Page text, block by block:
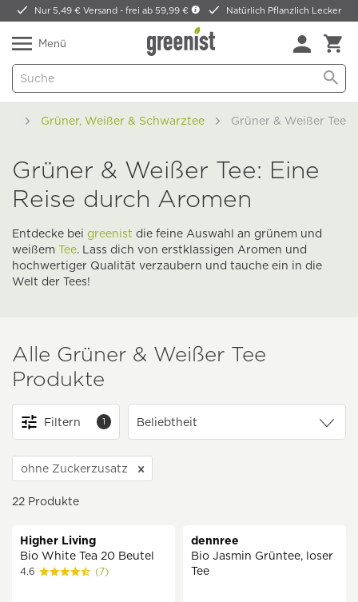
Nur 5,49 € Versand -frei ab 59,99 € Natürlich Pflanzlich Lecker
Menü
Grüner, Weißer & Schwarztee Grüner & Weißer Tee
Grüner & Weißer Tee: Eine
Reise durch Aromen
Entdecke bei greenist die feine Auswahl an grünem und
weißem Tee. Lass dich von erstklassigen Aromen und
hochwertiger Qualität verzaubern und tauche ein in die
Welt der Tees!
Alle Grüner & Weißer Tee
Produkte
Filtern 1
ohne Zuckerzusatz
22 Produkte
Higher Living
Bio White Tea 20 Beutel
4.6 (7)
dennree
Bio Jasmin Grüntee, loser
Tee